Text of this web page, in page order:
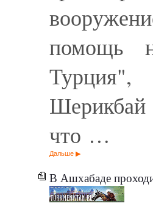
помощь
что …
Дальше
В Ашхабаде